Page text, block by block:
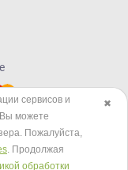
✖
сервисов и
можете
Пожалуйста,
. Продолжая
обработки